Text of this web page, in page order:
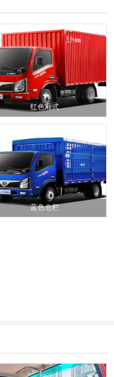
红色厢式
蓝色仓栏